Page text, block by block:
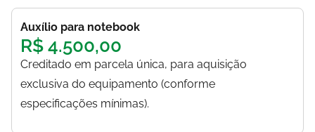
Auxílio para notebook
R$ 4.500,00
Creditado em parcela única, para aquisição
exclusiva do equipamento (conforme
especificações mínimas).